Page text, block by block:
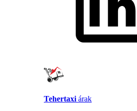
Tehertaxi árak